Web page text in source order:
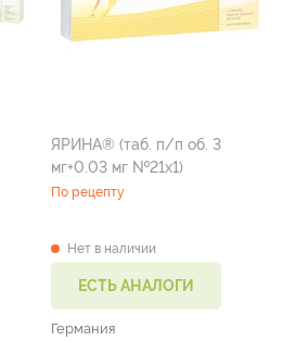
ЯРИНА® (таб. п/п об. 3
мг+0.03 мг №21х1)
По рецепту
Нет в наличии
ЕСТЬ АНАЛОГИ
Германия